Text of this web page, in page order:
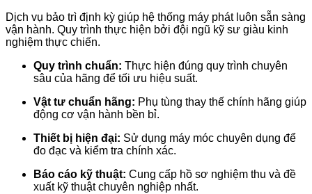
Dịch vụ bảo trì định kỳ giúp hệ thống máy phát luôn sẵn sàng
vận hành. Quy trình thực hiện bởi đội ngũ kỹ sư giàu kinh
nghiệm thực chiến.
Quy trình chuẩn: Thực hiện đúng quy trình chuyên
sâu của hãng để tối ưu hiệu suất.
Vật tư chuẩn hãng: Phụ tùng thay thế chính hãng giúp
động cơ vận hành bền bỉ.
Thiết bị hiện đại: Sử dụng máy móc chuyên dụng để
đo đạc và kiểm tra chính xác.
Báo cáo kỹ thuật: Cung cấp hồ sơ nghiệm thu và đề
xuất kỹ thuật chuyên nghiệp nhất.